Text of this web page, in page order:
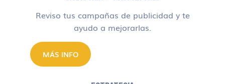
Reviso tus campañas de publicidad y te
ayudo a mejorarlas.
MÁS INFO